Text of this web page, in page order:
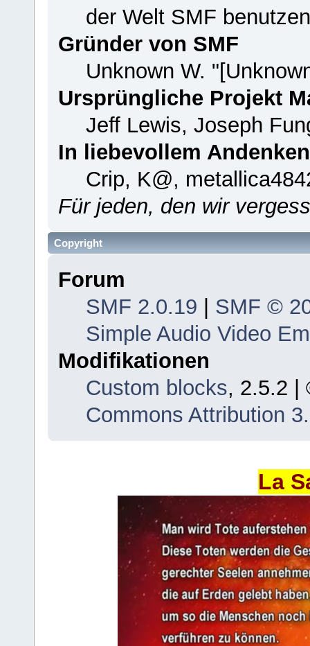
der Welt SMF
Gründer von SMF
Unknown W.
Ursprüngliche Projekt
Jeff Lewis, Joseph
In liebevollem
Crip, K@,
Für jeden, den wir
Copyright
Forum
SMF 2.0.19
SMF ©
Simple Audio Video
Modifikationen
Custom blocks, 2.5.2 |
Commons Attribution
La